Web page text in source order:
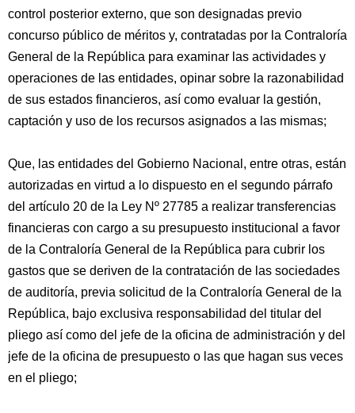
control posterior externo, que son designadas previo
concurso público de méritos y, contratadas por la Contraloría
General de la República para examinar las actividades y
operaciones de las entidades, opinar sobre la razonabilidad
de sus estados financieros, así como evaluar la gestión,
captación y uso de los recursos asignados a las mismas;
Que, las entidades del Gobierno Nacional, entre otras, están
autorizadas en virtud a lo dispuesto en el segundo párrafo
del artículo 20 de la Ley Nº 27785 a realizar transferencias
financieras con cargo a su presupuesto institucional a favor
de la Contraloría General de la República para cubrir los
gastos que se deriven de la contratación de las sociedades
de auditoría, previa solicitud de la Contraloría General de la
República, bajo exclusiva responsabilidad del titular del
pliego así como del jefe de la oficina de administración y del
jefe de la oficina de presupuesto o las que hagan sus veces
en el pliego;